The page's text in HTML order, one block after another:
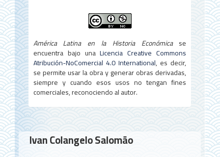
América Latina en la Historia Económicase
encuentra bajo unaLicencia Creative Commons
Atribución-NoComercial 4.0 International, es decir,
se permite usar la obra y generar obras derivadas,
siempre y cuando esos usos no tengan fines
comerciales, reconociendo al autor.
Contenido
principal
Ivan Colangelo Salomão